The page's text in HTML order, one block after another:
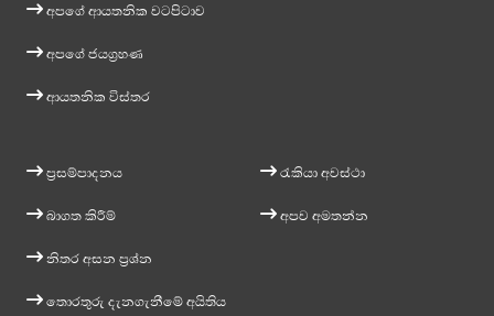
අපගේ ආයතනික වටපිටාව
අපගේ ජයග්‍රහණ
ආයතනික විස්තර
ප්‍රසම්පාදනය
බාගත කිරීම්
නිතර අසන ප්‍රශ්න
තොරතුරු දැනගැනීමේ අයිතිය
රැකියා අවස්ථා
අපව අමතන්න